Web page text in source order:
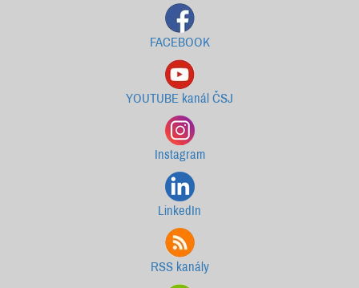
FACEBOOK
YOUTUBE kanál ČSJ
Instagram
LinkedIn
RSS kanály